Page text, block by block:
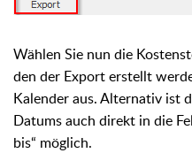
Wählen Sie nun die
den der Export erstellt
Kalender aus. Alternativ ist
Datums auch direkt in die
bis“ möglich.